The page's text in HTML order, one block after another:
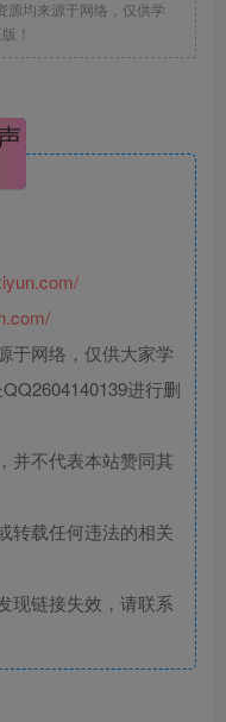
均来源于网络，仅供学
！
于网络，仅供大家学
进行删
并不代表本站赞同其
转载任何违法的相关
现链接失效，请联系